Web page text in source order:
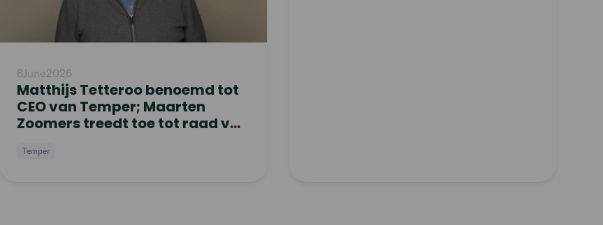
8June2026
Matthijs Tetteroo benoemd tot
CEO van Temper; Maarten
Zoomers treedt toe tot raad van
Temper